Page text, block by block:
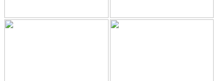
VÅRA ANSTÄLLDA LEDARE